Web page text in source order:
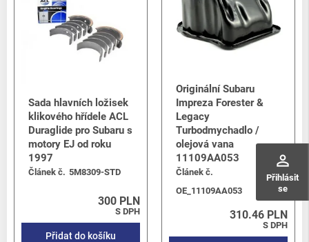
perm_identity
Přihlásit
se
Sada hlavních ložisek
klikového hřídele ACL
Duraglide pro Subaru s
motory EJ od roku
1997
Článek č. 5M8309-STD
300 PLN
S DPH
Přidat do košíku
Originální Subaru
Impreza Forester &
Legacy
Turbodmychadlo /
olejová vana
11109AA053
Článek č.
OE_11109AA053
310.46 PLN
S DPH